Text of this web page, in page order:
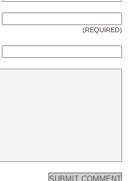
(REQUIRED)